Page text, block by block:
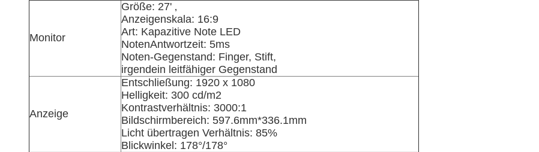
Monitor
Größe: 27' ‚
Anzeigenskala: 16:9
Art: Kapazitive Note LED
NotenAntwortzeit: 5ms
Noten-Gegenstand: Finger, Stift,
irgendein leitfähiger Gegenstand
Anzeige
Entschließung: 1920 x 1080
Helligkeit: 300 cd/m2
Kontrastverhältnis: 3000:1
Bildschirmbereich: 597.6mm*336.1mm
Licht übertragen Verhältnis: 85%
Blickwinkel: 178°/178°